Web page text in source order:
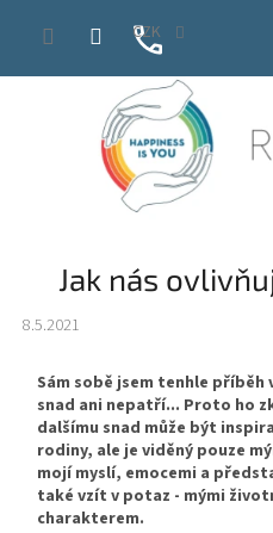
CZK
Jak nás
8.5.2021
Sám sobě jsem tenhle
snad ani nepatří... Proto ho
dalšímu snad může být
rodiny, ale je viděný pouze
mojí myslí, emocemi a
také vzít v potaz - mými
charakterem.